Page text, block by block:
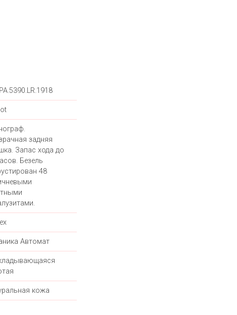
задняя
Запас хода до
Безель
48
Автомат
кожа